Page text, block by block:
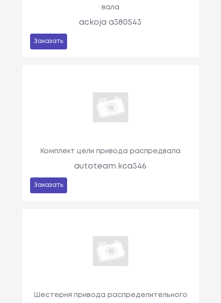
вала
ackoja a380543
Заказать
Комплект цели привода распредвала
autoteam kca346
Заказать
Шестерня привода распределительного